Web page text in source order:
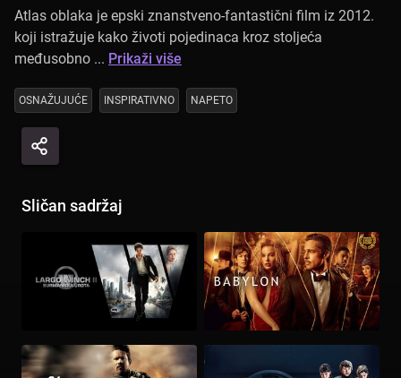
Atlas oblaka je epski znanstveno-fantastični film iz 2012.
koji istražuje kako životi pojedinaca kroz stoljeća
međusobno ... Prikaži više
OSNAŽUJUĆE INSPIRATIVNO NAPETO
Sličan sadržaj